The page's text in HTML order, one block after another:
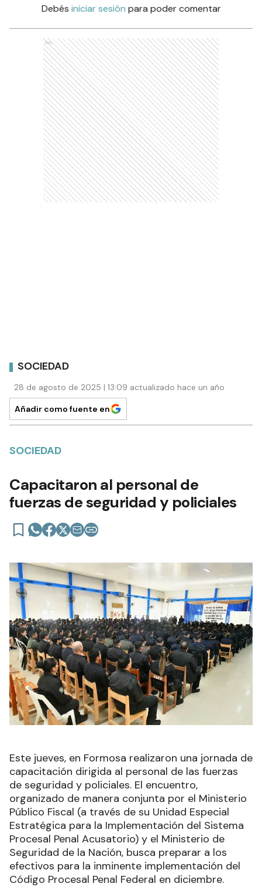
Debés iniciar sesión para poder comentar
Ads
SOCIEDAD
28 de agosto de 2025 | 13:09 actualizado hace un año
Añadir como fuente en
SOCIEDAD
Capacitaron al personal de
fuerzas de seguridad y policiales
Este jueves, en Formosa realizaron una jornada de
capacitación dirigida al personal de las fuerzas
de seguridad y policiales. El encuentro,
organizado de manera conjunta por el Ministerio
Público Fiscal (a través de su Unidad Especial
Estratégica para la Implementación del Sistema
Procesal Penal Acusatorio) y el Ministerio de
Seguridad de la Nación, busca preparar a los
efectivos para la inminente implementación del
Código Procesal Penal Federal en diciembre.